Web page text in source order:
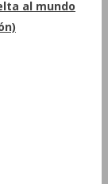
al mundo